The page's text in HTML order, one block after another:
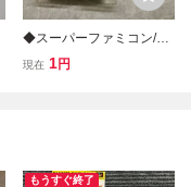
◆スーパーファミコン/ス
ーファミ/SFC ファイナル
現在 1円
もうすぐ終了